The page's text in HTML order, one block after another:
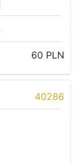
60 PLN
40286